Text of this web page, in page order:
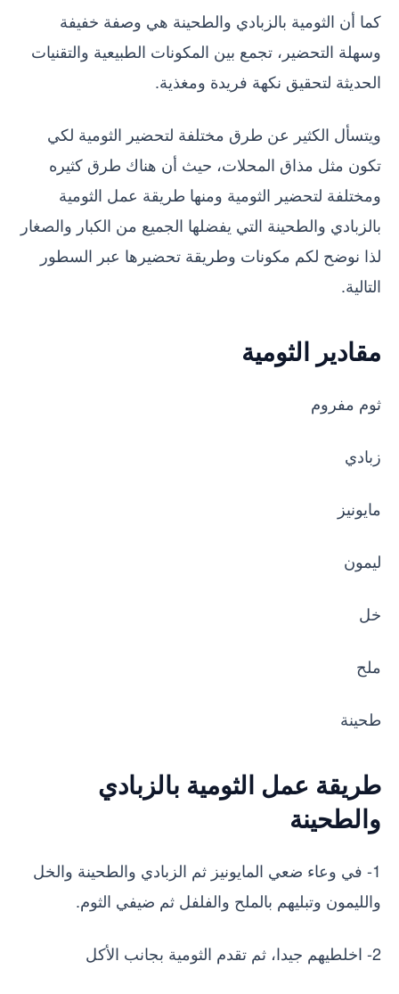
كما أن الثومية بالزبادي والطحينة هي وصفة خفيفة
وسهلة التحضير، تجمع بين المكونات الطبيعية والتقنيات
الحديثة لتحقيق نكهة فريدة ومغذية.
ويتسأل الكثير عن طرق مختلفة لتحضير الثومية لكي
تكون مثل مذاق المحلات، حيث أن هناك طرق كثيره
ومختلفة لتحضير الثومية ومنها طريقة عمل الثومية
بالزبادي والطحينة التي يفضلها الجميع من الكبار والصغار
لذا نوضح لكم مكونات وطريقة تحضيرها عبر السطور
التالية.
مقادير الثومية
ثوم مفروم
زبادي
مايونيز
ليمون
خل
ملح
طحينة
طريقة عمل الثومية بالزبادي
والطحينة
1- في وعاء ضعي المايونيز ثم الزبادي والطحينة والخل
والليمون وتبليهم بالملح والفلفل ثم ضيفي الثوم.
2- اخلطيهم جيدا، ثم تقدم الثومية بجانب الأكل